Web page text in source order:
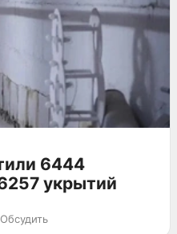
6444
укрытий
Обсудить